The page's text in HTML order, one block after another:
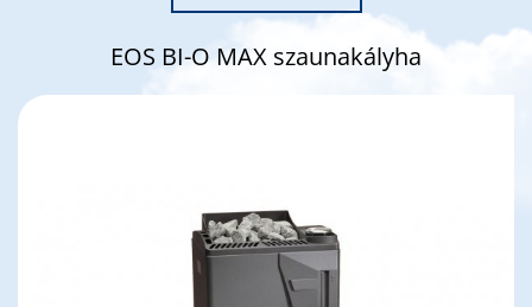
EOS BI-O MAX szaunakályha